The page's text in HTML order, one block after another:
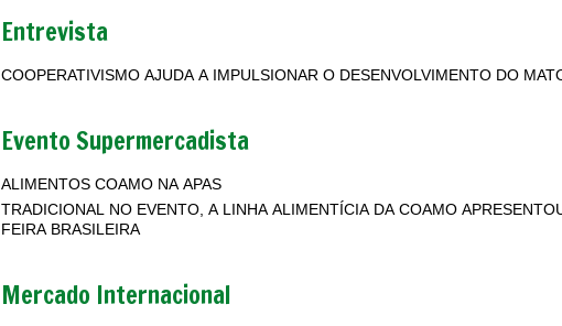
Entrevista
COOPERATIVISMO AJUDA A
Evento Supermercadista
ALIMENTOS COAMO NA APAS
TRADICIONAL NO EVENTO, A LINHA ALIMENTÍCIA DA COAMO
FEIRA BRASILEIRA
Mercado Internacional